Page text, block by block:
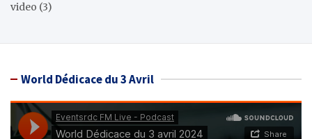
video (3)
World Dédicace du 3 Avril